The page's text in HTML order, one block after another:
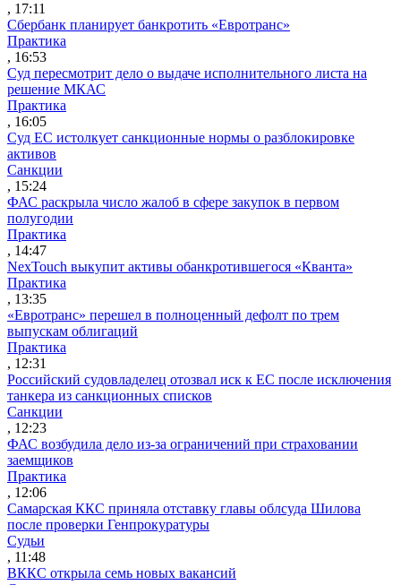
, 17:11
Сбербанк планирует банкротить «Евротранс»
Практика
, 16:53
Суд пересмотрит дело о выдаче исполнительного листа на
решение МКАС
Практика
, 16:05
Суд ЕС истолкует санкционные нормы о разблокировке
активов
Санкции
, 15:24
ФАС раскрыла число жалоб в сфере закупок в первом
полугодии
Практика
, 14:47
NexTouch выкупит активы обанкротившегося «Кванта»
Практика
, 13:35
«Евротранс» перешел в полноценный дефолт по трем
выпускам облигаций
Практика
, 12:31
Российский судовладелец отозвал иск к ЕС после исключения
танкера из санкционных списков
Санкции
, 12:23
ФАС возбудила дело из-за ограничений при страховании
заемщиков
Практика
, 12:06
Самарская ККС приняла отставку главы облсуда Шилова
после проверки Генпрокуратуры
Судьи
, 11:48
ВККС открыла семь новых вакансий